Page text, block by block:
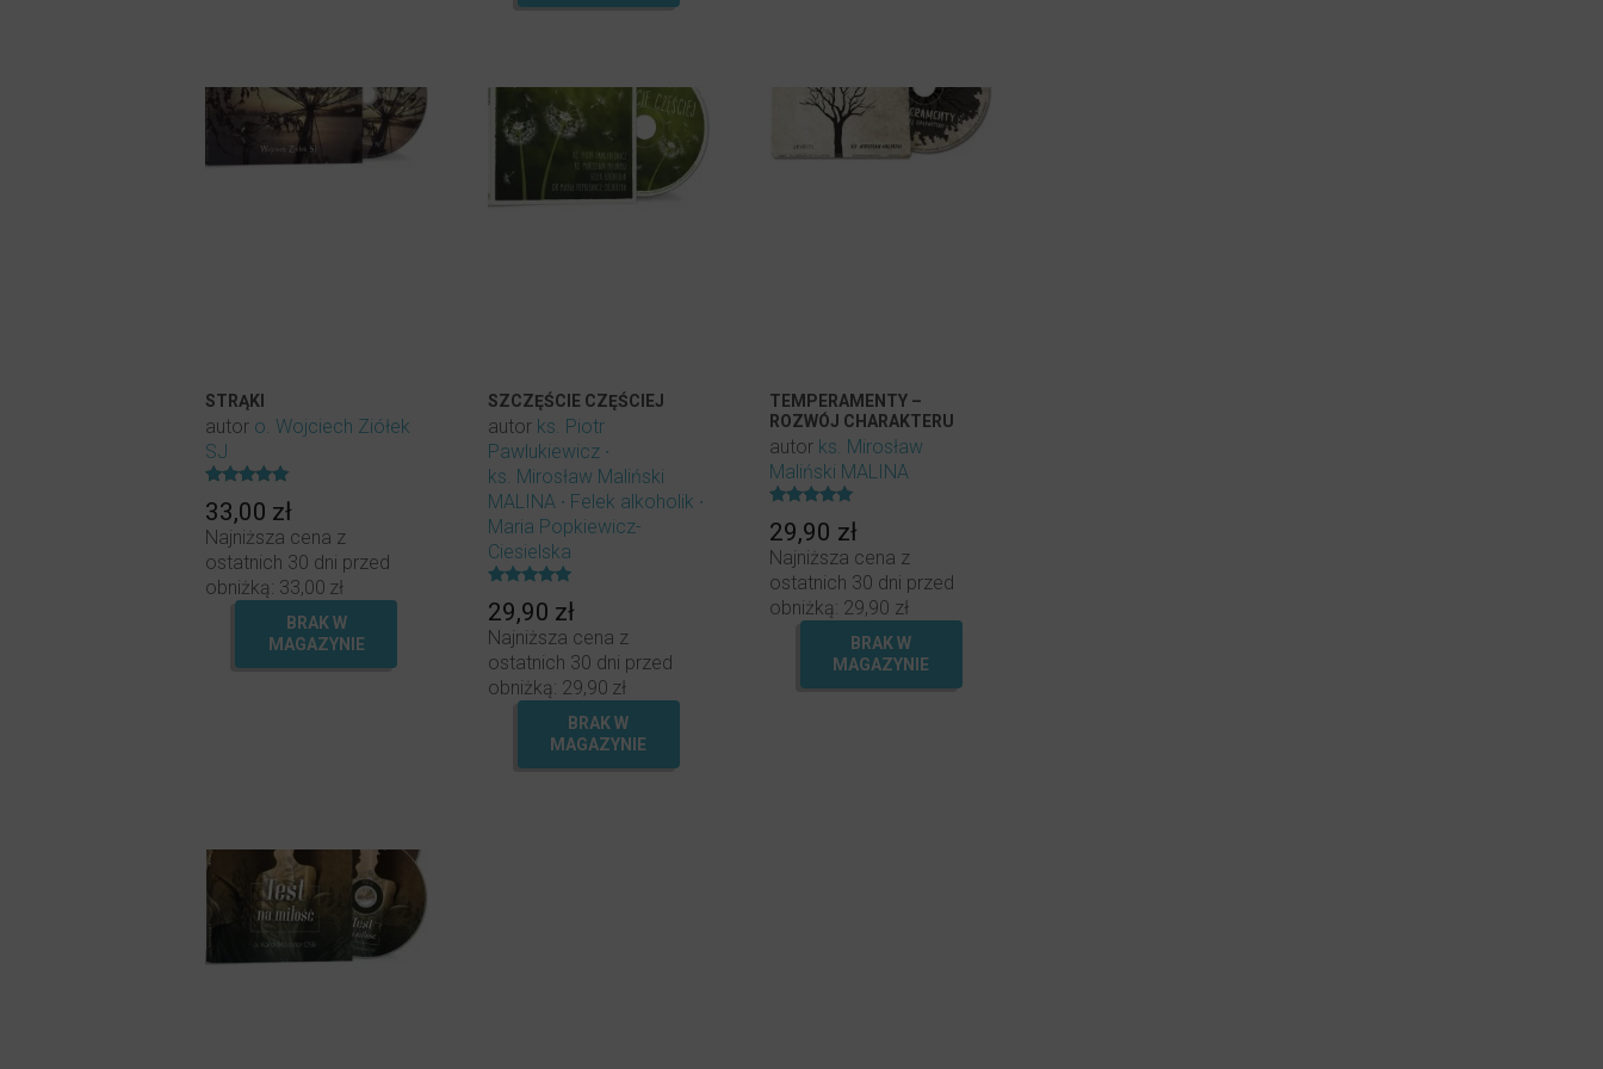
STRĄKI
autor o. Wojciech Ziółek
SJ
5.00
na 5.
33,00 zł
Najniższa cena z
ostatnich 30 dni przed
obniżką: 33,00 zł
BRAK W
MAGAZYNIE
SZCZĘŚCIE CZĘŚCIEJ
autor ks. Piotr
Pawlukiewicz
ks. Mirosław Maliński
MALINA
Felek alkoholik
Maria Popkiewicz-
Ciesielska
5.00
na 5.
29,90 zł
Najniższa cena z
ostatnich 30 dni przed
obniżką: 29,90 zł
BRAK W
MAGAZYNIE
TEMPERAMENTY –
ROZWÓJ CHARAKTERU
autor ks. Mirosław
Maliński MALINA
5.00
na 5.
29,90 zł
Najniższa cena z
ostatnich 30 dni przed
obniżką: 29,90 zł
BRAK W
MAGAZYNIE